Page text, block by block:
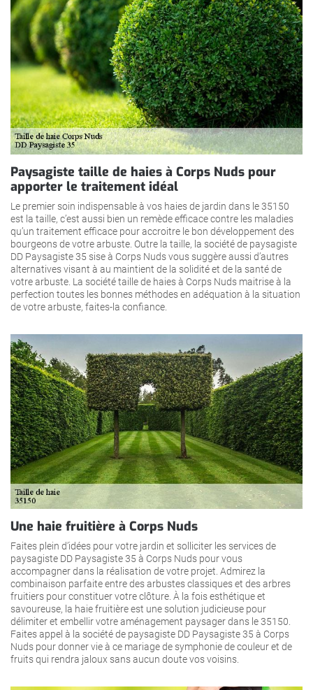
Paysagiste taille de haies à Corps Nuds pour
apporter le traitement idéal
Le premier soin indispensable à vos haies de jardin dans le 35150
est la taille, c’est aussi bien un remède efficace contre les maladies
qu’un traitement efficace pour accroitre le bon développement des
bourgeons de votre arbuste. Outre la taille, la société de paysagiste
DD Paysagiste 35 sise à Corps Nuds vous suggère aussi d’autres
alternatives visant à au maintient de la solidité et de la santé de
votre arbuste. La société taille de haies à Corps Nuds maitrise à la
perfection toutes les bonnes méthodes en adéquation à la situation
de votre arbuste, faites-la confiance.
Une haie fruitière à Corps Nuds
Faites plein d’idées pour votre jardin et solliciter les services de
paysagiste DD Paysagiste 35 à Corps Nuds pour vous
accompagner dans la réalisation de votre projet. Admirez la
combinaison parfaite entre des arbustes classiques et des arbres
fruitiers pour constituer votre clôture. À la fois esthétique et
savoureuse, la haie fruitière est une solution judicieuse pour
délimiter et embellir votre aménagement paysager dans le 35150.
Faites appel à la société de paysagiste DD Paysagiste 35 à Corps
Nuds pour donner vie à ce mariage de symphonie de couleur et de
fruits qui rendra jaloux sans aucun doute vos voisins.